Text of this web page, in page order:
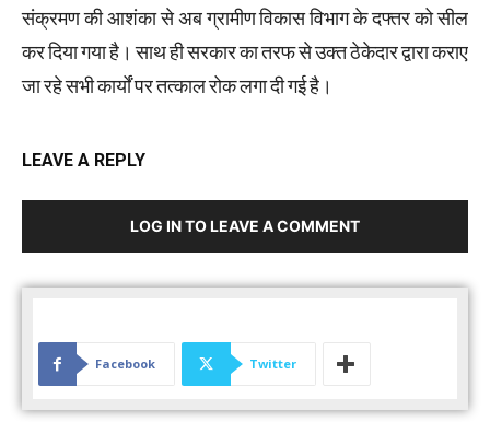
संक्रमण की आशंका से अब ग्रामीण विकास विभाग के दफ्तर को सील
कर दिया गया है। साथ ही सरकार का तरफ से उक्त ठेकेदार द्वारा कराए
जा रहे सभी कार्यों पर तत्काल रोक लगा दी गई है।
LEAVE A REPLY
LOG IN TO LEAVE A COMMENT
Facebook Twitter